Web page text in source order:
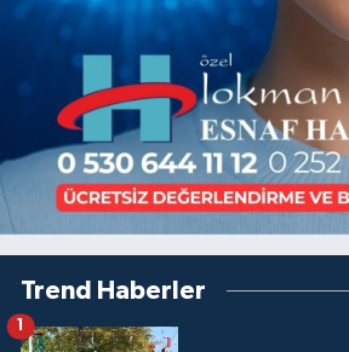
Trend Haberler
1